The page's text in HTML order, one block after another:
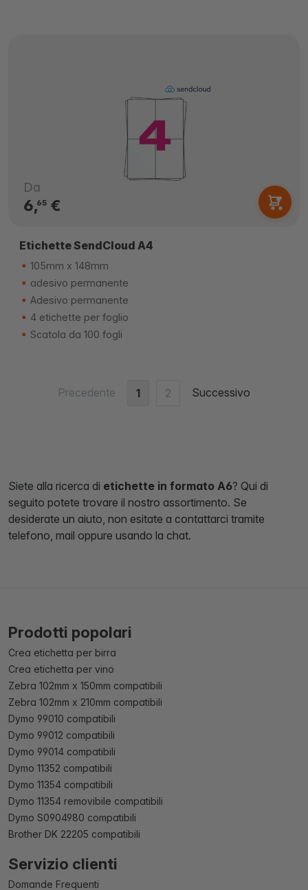
Da
6,65€
Etichette SendCloud A4
105mm x 148mm
adesivo permanente
Adesivo permanente
4 etichette per foglio
Scatola da 100 fogli
Precedente 1 2 Successivo
Siete alla ricerca di etichette in formato A6? Qui di
seguito potete trovare il nostro assortimento. Se
desiderate un aiuto, non esitate a contattarci tramite
telefono, mail oppure usando la chat.
Prodotti popolari
Crea etichetta per birra
Crea etichetta per vino
Zebra 102mm x 150mm compatibili
Zebra 102mm x 210mm compatibili
Dymo 99010 compatibili
Dymo 99012 compatibili
Dymo 99014 compatibili
Dymo 11352 compatibili
Dymo 11354 compatibili
Dymo 11354 removibile compatibili
Dymo S0904980 compatibili
Brother DK 22205 compatibili
Servizio clienti
Domande Frequenti